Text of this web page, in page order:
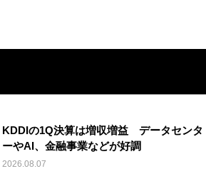
KDDIの1Q決算は増収増益 データセンタ
ーやAI、金融事業などが好調
2026.08.07